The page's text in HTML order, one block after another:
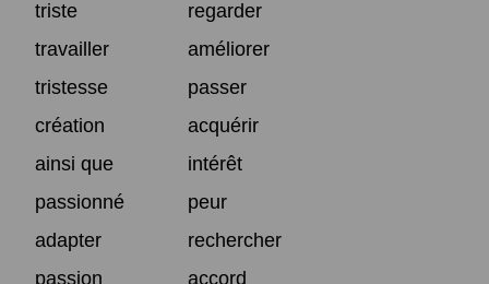
triste
regarder
travailler
améliorer
tristesse
passer
création
acquérir
ainsi que
intérêt
passionné
peur
adapter
rechercher
passion
accord